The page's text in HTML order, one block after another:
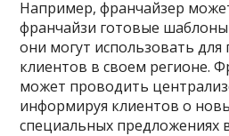
Например, франчайзер
франчайзи готовые
они могут использовать для
клиентов в своем регионе.
может проводить
информируя клиентов о
специальных предложениях